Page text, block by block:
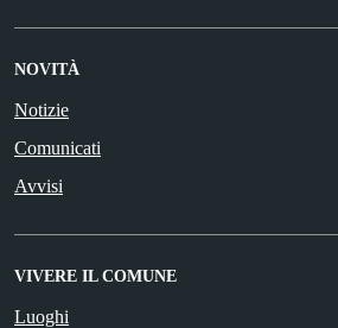
NOVITÀ
Notizie
Comunicati
Avvisi
VIVERE IL COMUNE
Luoghi